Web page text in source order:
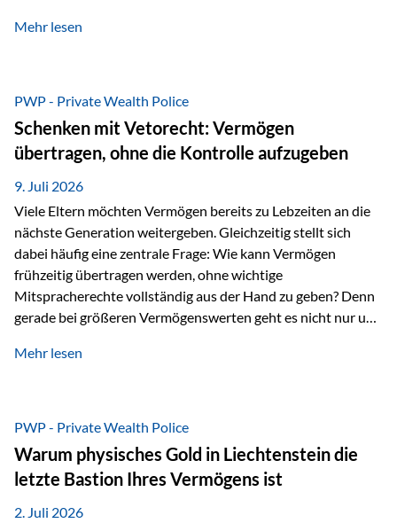
passiert, wenn einer der beiden verstirbt? Der überlebende
Vermögen verfügen können. Genau für diese
Ausgangssituation bietet die Private Wealth Police der
Vienna-Life eine durchdachte Gestaltungsmöglichkeit. Die
Ausgangssituation Stellen Sie sich folgendes Beispiel vor:
Ein…
Mehr lesen
PWP - Private Wealth Police
Schenken mit Vetorecht: Vermögen
übertragen, ohne die Kontrolle aufzugeben
9. Juli 2026
Viele Eltern möchten Vermögen bereits zu Lebzeiten an die
nächste Generation weitergeben. Gleichzeitig stellt sich
dabei häufig eine zentrale Frage: Wie kann Vermögen
frühzeitig übertragen werden, ohne wichtige
Mitspracherechte vollständig aus der Hand zu geben? Denn
gerade bei größeren Vermögenswerten geht es nicht nur um
sicherzustellen, dass das Vermögen langfristig erhalten
folgende Situation vor: Ein Vater schenkt seiner Tochter
einen Teil seines Vermögens. Einige Jahre später möchte die
Tochter das Geld kurzfristig verwenden, um…
Mehr lesen
PWP - Private Wealth Police
Warum physisches Gold in Liechtenstein die
letzte Bastion Ihres Vermögens ist
2. Juli 2026